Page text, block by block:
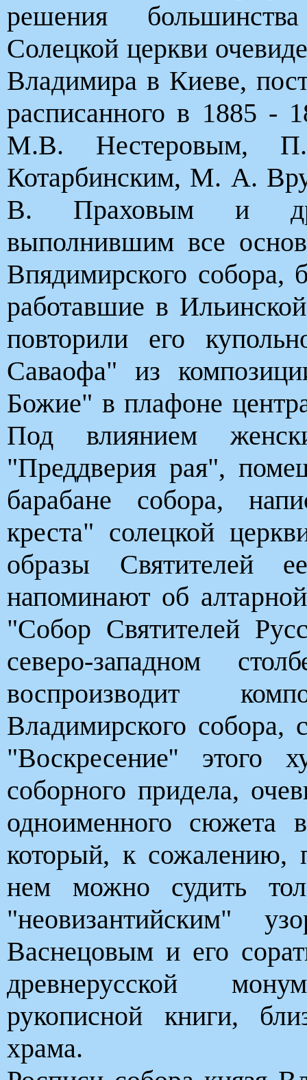
решения
Солецкой церкви
Владимира в Киеве,
расписанного в 1885 -
М.В. Нестеровым,
Котарбинским, М. А.
В. Праховым и
выполнившим все
Впядимирского
работавшие в
повторили его
Саваофа" из
Божие" в плафоне
Под влиянием
"Преддверия рая",
барабане собора,
креста" солецкой
образы Святителей
напоминают об
"Собор Святителей
северо-западном
воспроизводит
Владимирского
"Воскресение'' этого
соборного придела,
одноименного сюжета
который, к сожалению,
нем можно судить
"неовизантийским"
Васнецовым и его
древнерусской
рукописной книги,
храма.